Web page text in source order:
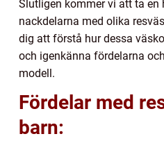
Slutligen kommer vi att ta
nackdelarna med olika
dig att förstå hur dessa
och igenkänna fördelarna
modell.
Fördelar med
barn: